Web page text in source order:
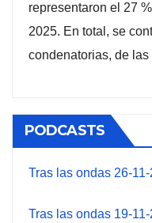
representaron el 27
2025. En total, se
condenatorias, de
PODCASTS
Tras las ondas 26-
Tras las ondas 19-